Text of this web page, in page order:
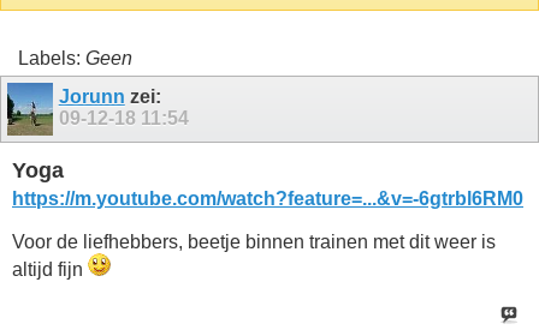
Labels: Geen
Jorunn zei:
09-12-18 11:54
Yoga
https://m.youtube.com/watch?feature=...&v=-6gtrbl6RM0
Voor de liefhebbers, beetje binnen trainen met dit weer is
altijd fijn